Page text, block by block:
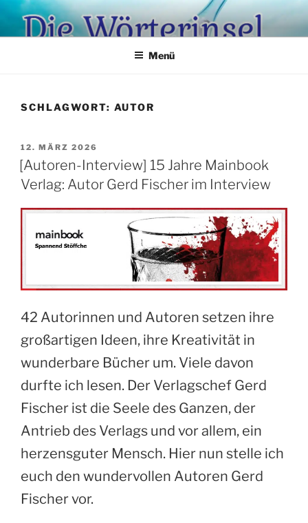
Zum
Inhalt
springen
Menü
SCHLAGWORT: AUTOR
VERÖFFENTLICHT
AM
12. MÄRZ 2026
[Autoren-Interview] 15 Jahre Mainbook
Verlag: Autor Gerd Fischer im Interview
42 Autorinnen und Autoren setzen ihre
großartigen Ideen, ihre Kreativität in
wunderbare Bücher um. Viele davon
durfte ich lesen. Der Verlagschef Gerd
Fischer ist die Seele des Ganzen, der
Antrieb des Verlags und vor allem, ein
herzensguter Mensch. Hier nun stelle ich
euch den wundervollen Autoren Gerd
Fischer vor.